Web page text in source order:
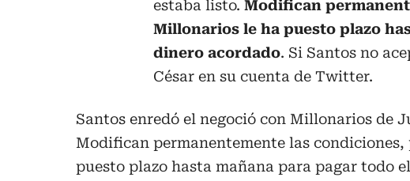
estaba listo. Modifican
Millonarios le ha puesto plazo
dinero acordado. Si Santos no
César en su cuenta de Twitter.
Santos enredó el negoció con Millonarios de
Modifican permanentemente las condiciones,
puesto plazo hasta mañana para pagar todo